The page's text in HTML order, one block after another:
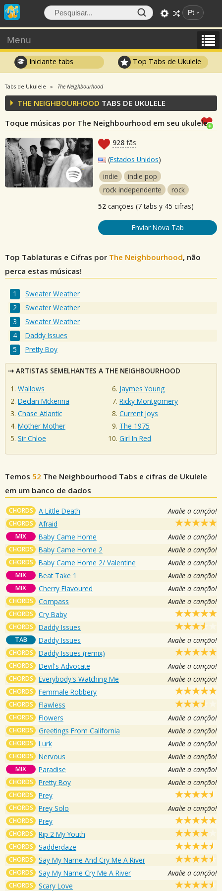
Pt
Menu
Iniciante tabs Top Tabs de Ukulele
Tabs de Ukulele The Neighbourhood
THE NEIGHBOURHOOD TABS DE UKULELE
Toque músicas por The Neighbourhood em seu ukulele
928 fãs
(Estados Unidos)
indie
indie pop
rock independente
rock
52 canções (7 tabs y 45 cifras)
Enviar Nova Tab
Top Tablaturas e Cifras por The Neighbourhood, não
perca estas músicas!
Sweater Weather
Sweater Weather
Sweater Weather
Daddy Issues
Pretty Boy
ARTISTAS SEMELHANTES A THE NEIGHBOURHOOD
Wallows
Declan Mckenna
Chase Atlantic
Mother Mother
Sir Chloe
Jaymes Young
Ricky Montgomery
Current Joys
The 1975
Girl In Red
Temos 52 The Neighbourhood Tabs e cifras de Ukulele
em um banco de dados
CHORDS A Little Death Avalie a canção!
CHORDS Afraid
MIX Baby Came Home Avalie a canção!
CHORDS Baby Came Home 2 Avalie a canção!
CHORDS Baby Came Home 2/ Valentine Avalie a canção!
MIX Beat Take 1 Avalie a canção!
MIX Cherry Flavoured Avalie a canção!
CHORDS Compass Avalie a canção!
CHORDS Cry Baby
CHORDS Daddy Issues
TAB Daddy Issues Avalie a canção!
CHORDS Daddy Issues (remix)
CHORDS Devil's Advocate Avalie a canção!
CHORDS Everybody's Watching Me Avalie a canção!
CHORDS Femmale Robbery
CHORDS Flawless
CHORDS Flowers Avalie a canção!
CHORDS Greetings From California Avalie a canção!
CHORDS Lurk Avalie a canção!
CHORDS Nervous Avalie a canção!
MIX Paradise Avalie a canção!
CHORDS Pretty Boy Avalie a canção!
CHORDS Prey
CHORDS Prey Solo Avalie a canção!
CHORDS Prey
CHORDS Rip 2 My Youth
CHORDS Sadderdaze
CHORDS Say My Name And Cry Me A River
CHORDS Say My Name Cry Me A River Avalie a canção!
CHORDS Scary Love